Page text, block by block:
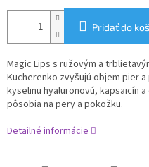
Pridať do
Magic Lips s ružovým a
Kucherenko zvyšujú objem pier
kyselinu hyaluronovú, kapsaicín
pôsobia na pery a pokožku.
Detailné informácie